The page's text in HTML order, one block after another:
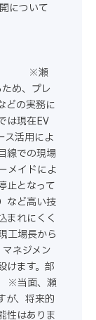
について
め、プレ
どの実務に
は現在EV
ス活用によ
線での現場
メイドによ
止となって
など高い技
まれにくく
工場長から
ネジメン
けます。部
※当面、瀬
が、将来的
性はありま